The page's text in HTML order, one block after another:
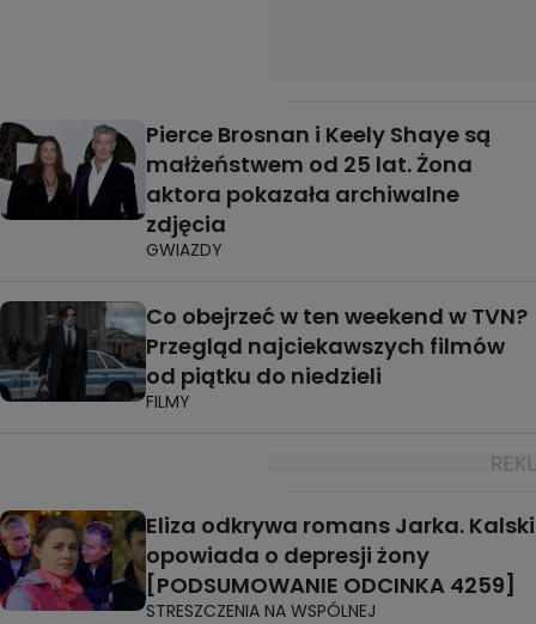
Pierce Brosnan i Keely Shaye są
małżeństwem od 25 lat. Żona
aktora pokazała archiwalne
zdjęcia
GWIAZDY
Co obejrzeć w ten weekend w TVN?
Przegląd najciekawszych filmów
od piątku do niedzieli
FILMY
Eliza odkrywa romans Jarka. Kalski
opowiada o depresji żony
[PODSUMOWANIE ODCINKA 4259]
STRESZCZENIA NA WSPÓLNEJ